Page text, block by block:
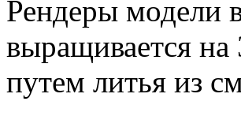
Рендеры модели
выращивается
путем литья из